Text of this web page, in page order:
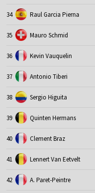
34 Raul Garcia Pierna
35 Mauro Schmid
36 Kevin Vauquelin
37 Antonio Tiberi
38 Sergio Higuita
39 Quinten Hermans
40 Clement Braz
41 Lennert Van Eetvelt
42 A. Paret-Peintre